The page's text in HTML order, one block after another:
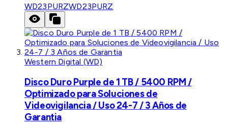
WD23PURZWD23PURZ
Western Digital (WD)
Disco Duro Purple de 1 TB / 5400 RPM /
Optimizado para Soluciones de
Videovigilancia / Uso 24-7 / 3 Años de
Garantia